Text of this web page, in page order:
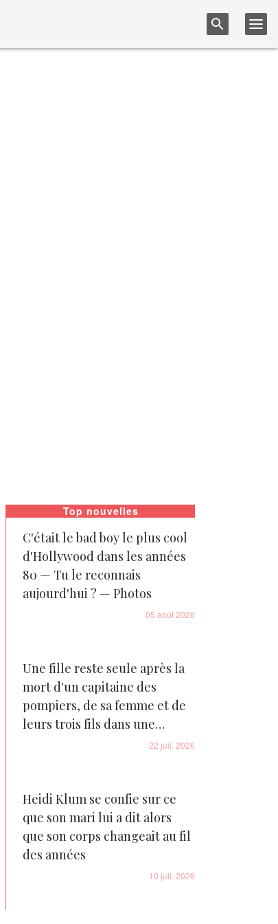
Top nouvelles
C'était le bad boy le plus cool
d'Hollywood dans les années
80 — Tu le reconnais
aujourd'hui ? — Photos
05 août 2026
Une fille reste seule après la
mort d'un capitaine des
pompiers, de sa femme et de
leurs trois fils dans une
tragédie familiale déchirante
22 juil. 2026
Heidi Klum se confie sur ce
que son mari lui a dit alors
que son corps changeait au fil
des années
10 juil. 2026